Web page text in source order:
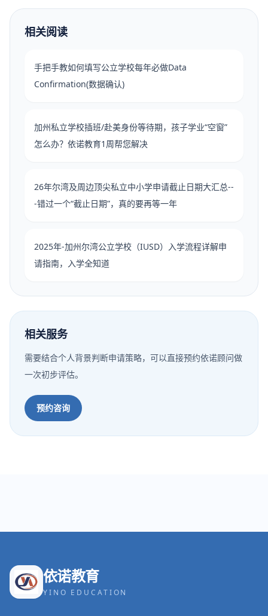
相关阅读
手把手教如何填写公立学校每年必做Data
Confirmation(数据确认)
加州私立学校插班/赴美身份等待期，孩子学业“空窗”
怎么办？依诺教育1周帮您解决
26年尔湾及周边顶尖私立中小学申请截止日期大汇总--
-错过一个“截止日期”，真的要再等一年
2025年-加州尔湾公立学校（IUSD）入学流程详解申
请指南，入学全知道
相关服务
需要结合个人背景判断申请策略，可以直接预约依诺顾问做
一次初步评估。
预约咨询
依诺教育
YINO EDUCATION